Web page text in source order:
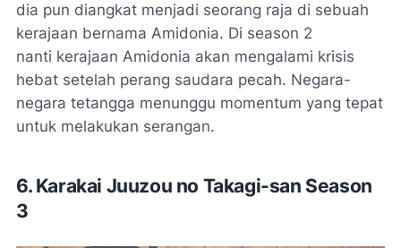
dia pun diangkat menjadi seorang raja di sebuah
kerajaan bernama Amidonia. Di season 2
nanti kerajaan Amidonia akan mengalami krisis
hebat setelah perang saudara pecah. Negara-
negara tetangga menunggu momentum yang tepat
untuk melakukan serangan.
6. Karakai Juuzou no Takagi-san Season
3